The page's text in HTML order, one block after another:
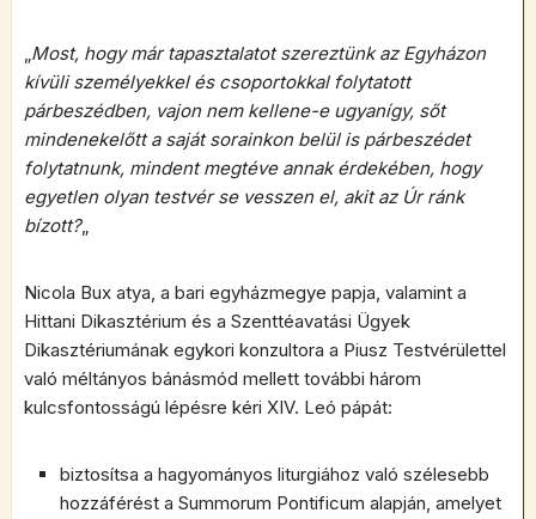
„Most, hogy már tapasztalatot szereztünk az Egyházon
kívüli személyekkel és csoportokkal folytatott
párbeszédben, vajon nem kellene-e ugyanígy, sőt
mindenekelőtt a saját sorainkon belül is párbeszédet
folytatnunk, mindent megtéve annak érdekében, hogy
egyetlen olyan testvér se vesszen el, akit az Úr ránk
bízott?„
Nicola Bux atya, a bari egyházmegye papja, valamint a
Hittani Dikasztérium és a Szenttéavatási Ügyek
Dikasztériumának egykori konzultora a Piusz Testvérülettel
való méltányos bánásmód mellett további három
kulcsfontosságú lépésre kéri XIV. Leó pápát:
biztosítsa a hagyományos liturgiához való szélesebb
hozzáférést a Summorum Pontificum alapján, amelyet